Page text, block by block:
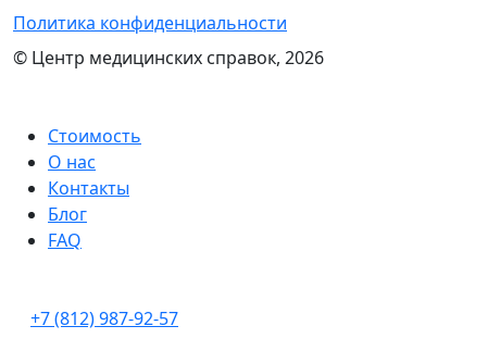
Политика конфиденциальности
© Центр медицинских справок, 2026
Стоимость
О нас
Контакты
Блог
FAQ
+7 (812) 987-92-57